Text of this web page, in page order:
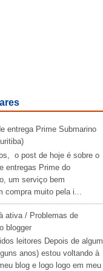
entrega Prime Submarino
o post de hoje é sobre o
entregas Prime do
um serviço bem
compra muito pela i...
ativa / Problemas de
blogger
leitores Depois de algum
anos) estou voltando à
blog e logo logo em meu